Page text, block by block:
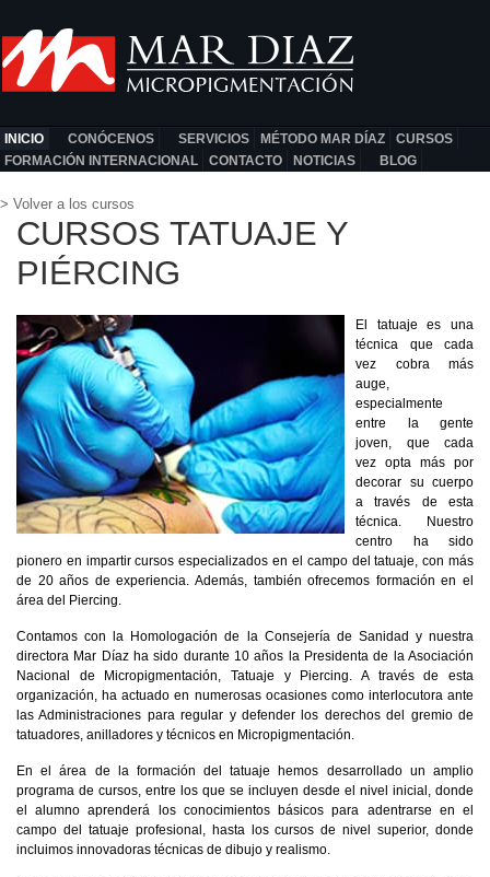
INICIO CONÓCENOS SERVICIOS MÉTODO MAR DÍAZ
CURSOS
FORMACIÓN INTERNACIONAL
CONTACTO NOTICIAS BLOG
> Volver a los cursos
CURSOS TATUAJE Y
PIÉRCING
El tatuaje es una
técnica que cada
vez cobra más
auge,
especialmente
entre la gente
joven, que cada
vez opta más por
decorar su cuerpo
a través de esta
técnica. Nuestro
centro ha sido
pionero en impartir cursos especializados en el campo del tatuaje, con más
de 20 años de experiencia. Además, también ofrecemos formación en el
área del Piercing.
Contamos con la Homologación de la Consejería de Sanidad y nuestra
directora Mar Díaz ha sido durante 10 años la Presidenta de la Asociación
Nacional de Micropigmentación, Tatuaje y Piercing. A través de esta
organización, ha actuado en numerosas ocasiones como interlocutora ante
las Administraciones para regular y defender los derechos del gremio de
tatuadores, anilladores y técnicos en Micropigmentación.
En el área de la formación del tatuaje hemos desarrollado un amplio
programa de cursos, entre los que se incluyen desde el nivel inicial, donde
el alumno aprenderá los conocimientos básicos para adentrarse en el
campo del tatuaje profesional, hasta los cursos de nivel superior, donde
incluimos innovadoras técnicas de dibujo y realismo.